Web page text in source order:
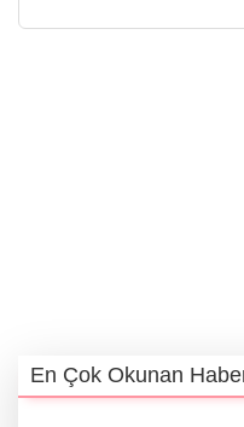
En Çok Okunan